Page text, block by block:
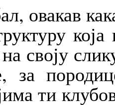
овакав
своју
за
ти